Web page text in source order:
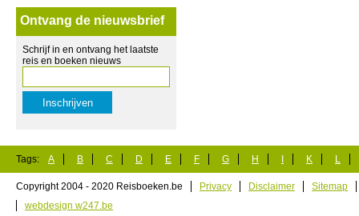
Ontvang de nieuwsbrief
Schrijf in en ontvang het laatste
reis en boeken nieuws
Tags: A B C D E F G H K L
Copyright 2004 - 2020 Reisboeken.be Privacy Disclaimer
Sitemap
webdesign w247.be